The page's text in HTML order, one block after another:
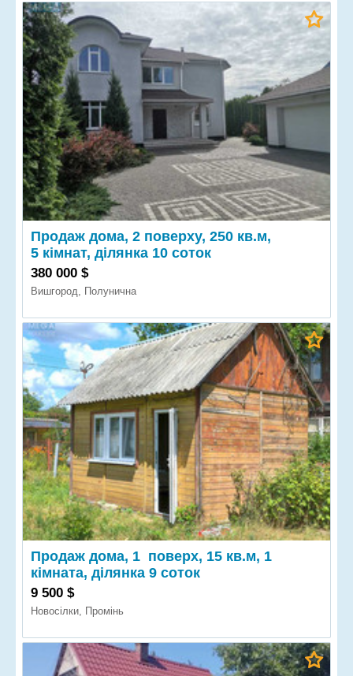
Продаж дома, 2 поверху, 250 кв.м,
5 кімнат, ділянка 10 соток
380 000 $
Вишгород, Полунична
Продаж дома, 1 поверх, 15 кв.м, 1
кімната, ділянка 9 соток
9 500 $
Новосілки, Промінь